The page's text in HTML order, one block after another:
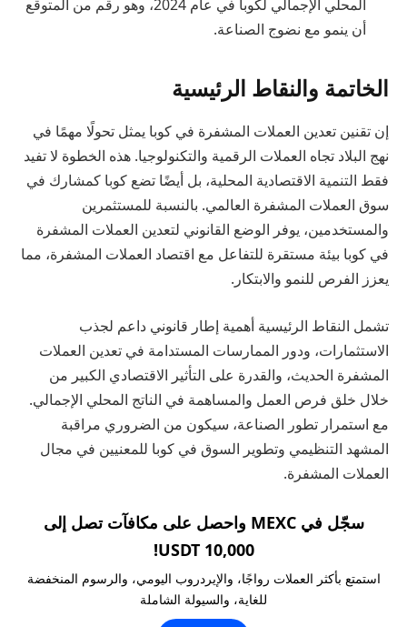
المحلي الإجمالي لكوبا في عام 2024، وهو رقم من المتوقع
أن ينمو مع نضوج الصناعة.
الخاتمة والنقاط الرئيسية
إن تقنين تعدين العملات المشفرة في كوبا يمثل تحولًا مهمًا في
نهج البلاد تجاه العملات الرقمية والتكنولوجيا. هذه الخطوة لا تفيد
فقط التنمية الاقتصادية المحلية، بل أيضًا تضع كوبا كمشارك في
سوق العملات المشفرة العالمي. بالنسبة للمستثمرين
والمستخدمين، يوفر الوضع القانوني لتعدين العملات المشفرة
في كوبا بيئة مستقرة للتفاعل مع اقتصاد العملات المشفرة، مما
يعزز الفرص للنمو والابتكار.
تشمل النقاط الرئيسية أهمية إطار قانوني داعم لجذب
الاستثمارات، ودور الممارسات المستدامة في تعدين العملات
المشفرة الحديث، والقدرة على التأثير الاقتصادي الكبير من
خلال خلق فرص العمل والمساهمة في الناتج المحلي الإجمالي.
مع استمرار تطور الصناعة، سيكون من الضروري مراقبة
المشهد التنظيمي وتطوير السوق في كوبا للمعنيين في مجال
العملات المشفرة.
سجّل في MEXC واحصل على مكافآت تصل إلى
10,000 USDT!
استمتع بأكثر العملات رواجًا، والإيردروب اليومي، والرسوم المنخفضة
للغاية، والسيولة الشاملة